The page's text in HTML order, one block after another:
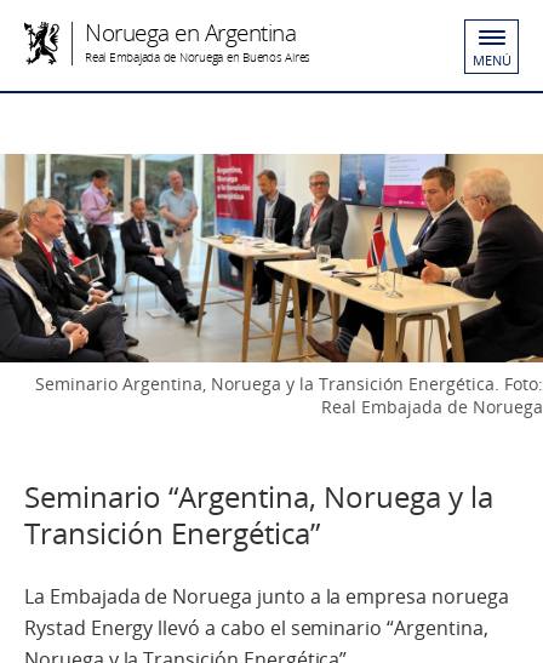
Noruega en Argentina
Real Embajada de Noruega en Buenos Aires MENÚ
Seminario Argentina, Noruega y la Transición Energética. Foto:
Real Embajada de Noruega
Seminario “Argentina, Noruega y la
Transición Energética”
La Embajada de Noruega junto a la empresa noruega
Rystad Energy llevó a cabo el seminario “Argentina,